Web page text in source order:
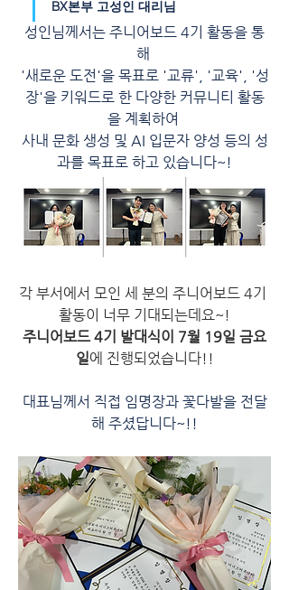
BX본부 고성인 대리님
성인님께서는 주니어보드 4기 활동을 통
해
'새로운 도전'을 목표로 '교류', '교육', '성
장'을 키워드로 한 다양한 커뮤니티 활동
을 계획하여
사내 문화 생성 및 AI 입문자 양성 등의 성
과를 목표로 하고 있습니다~!
각 부서에서 모인 세 분의 주니어보드 4기
활동이 너무 기대되는데요~!
주니어보드 4기 발대식이 7월 19일 금요
일에 진행되었습니다!!
대표님께서 직접 임명장과 꽃다발을 전달
해 주셨답니다~!!